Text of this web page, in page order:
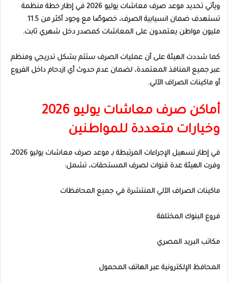
ويأتي تحديد موعد صرف معاشات يوليو 2026 في إطار خطة منظمة
تستهدف ضمان انسيابية الصرف، خصوصًا مع وجود أكثر من 11.5
مليون مواطن يعتمدون على المعاشات كمصدر دخل شهري ثابت.
كما شددت الهيئة على أن عمليات الصرف ستتم بشكل تدريجي ومنظم
عبر جميع المنافذ المعتمدة، لضمان عدم حدوث أي ازدحام داخل الفروع
أو ماكينات الصراف الآلي.
أماكن صرف معاشات يوليو 2026
وخيارات متعددة للمواطنين
في إطار تسهيل الإجراءات المرتبطة بـ موعد صرف معاشات يوليو 2026،
وفرت الهيئة عدة قنوات لصرف المستحقات، تشمل:
ماكينات الصراف الآلي المنتشرة في جميع المحافظات
فروع البنوك المختلفة
مكاتب البريد المصري
المحافظ الإلكترونية عبر الهاتف المحمول